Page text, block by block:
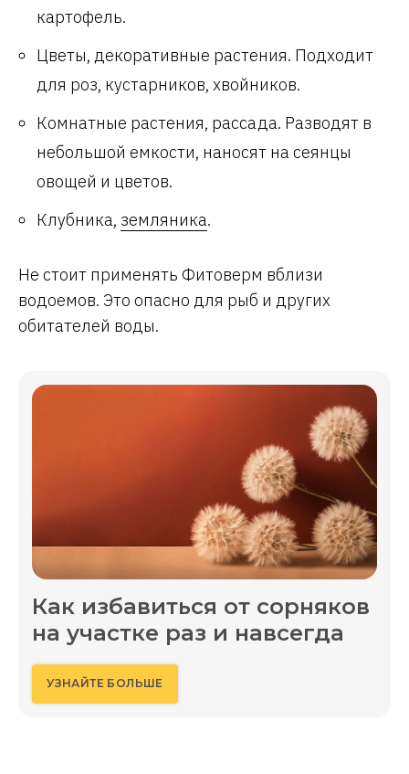
картофель.
Цветы, декоративные растения. Подходит
для роз, кустарников, хвойников.
Комнатные растения, рассада. Разводят в
небольшой емкости, наносят на сеянцы
овощей и цветов.
Клубника, земляника.
Не стоит применять Фитоверм вблизи
водоемов. Это опасно для рыб и других
обитателей воды.
Как избавиться от сорняков
на участке раз и навсегда
УЗНАЙТЕ БОЛЬШЕ